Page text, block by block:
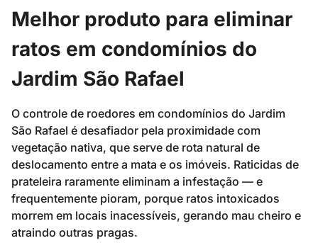
Melhor produto para eliminar
ratos em condomínios do
Jardim São Rafael
O controle de roedores em condomínios do Jardim
São Rafael é desafiador pela proximidade com
vegetação nativa, que serve de rota natural de
deslocamento entre a mata e os imóveis. Raticidas de
prateleira raramente eliminam a infestação — e
frequentemente pioram, porque ratos intoxicados
morrem em locais inacessíveis, gerando mau cheiro e
atraindo outras pragas.